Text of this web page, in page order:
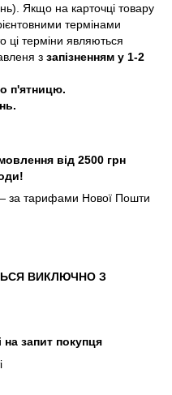
Якщо на карточці товару
термінами
ці терміни являються
з запізненням у 1-2
п'ятницю.
від 2500 грн
за тарифами Нової Пошти
ВИКЛЮЧНО З
запит покупця